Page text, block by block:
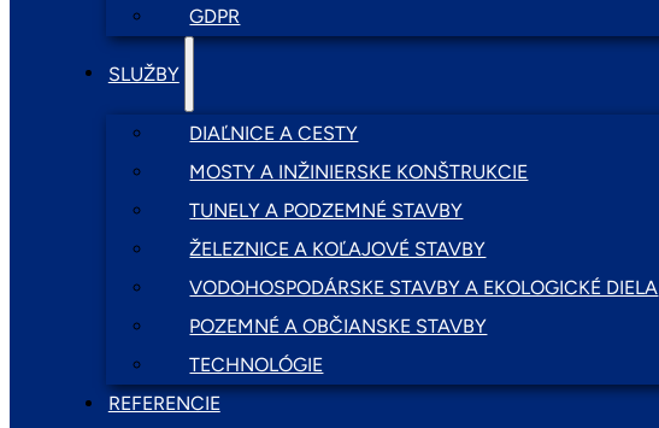
GDPR
SLUŽBY
DIAĽNICE A CESTY
MOSTY A INŽINIERSKE KONŠTRUKCIE
TUNELY A PODZEMNÉ STAVBY
ŽELEZNICE A KOĽAJOVÉ STAVBY
VODOHOSPODÁRSKE STAVBY A EKOLOGICKÉ DIELA
POZEMNÉ A OBČIANSKE STAVBY
TECHNOLÓGIE
REFERENCIE